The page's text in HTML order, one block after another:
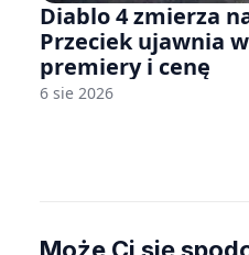
Diablo 4 zmierza
Przeciek ujawnia
premiery i cenę
6 sie 2026